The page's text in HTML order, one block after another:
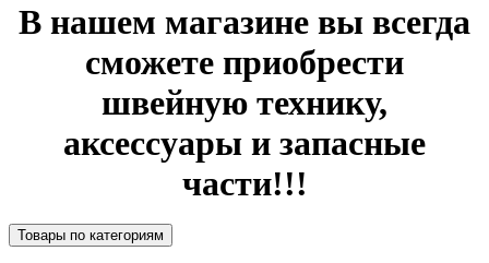
В нашем магазине вы всегда
сможете приобрести
швейную технику,
аксессуары и запасные
части!!!
Товары по категориям